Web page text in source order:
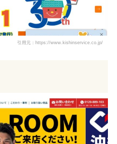
引用元：https://www.kishinservice.co.jp/